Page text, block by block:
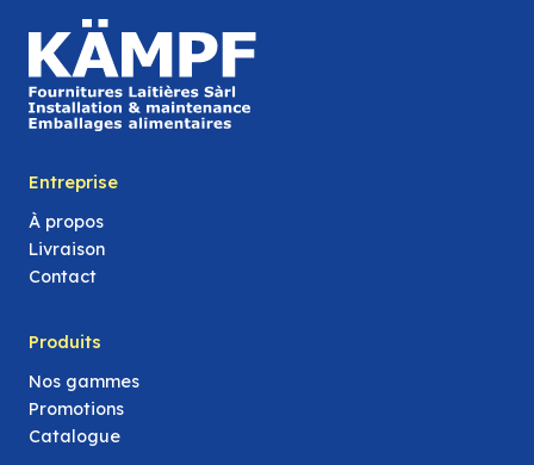
Entreprise
À propos
Livraison
Contact
Produits
Nos gammes
Promotions
Catalogue